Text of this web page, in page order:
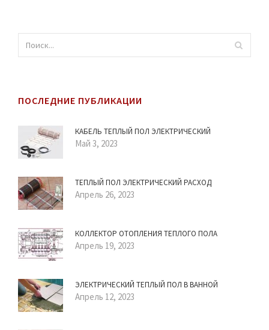
ПОСЛЕДНИЕ ПУБЛИКАЦИИ
КАБЕЛЬ ТЕПЛЫЙ ПОЛ ЭЛЕКТРИЧЕСКИЙ
Май 3, 2023
ТЕПЛЫЙ ПОЛ ЭЛЕКТРИЧЕСКИЙ РАСХОД
Апрель 26, 2023
КОЛЛЕКТОР ОТОПЛЕНИЯ ТЕПЛОГО ПОЛА
Апрель 19, 2023
ЭЛЕКТРИЧЕСКИЙ ТЕПЛЫЙ ПОЛ В ВАННОЙ
Апрель 12, 2023